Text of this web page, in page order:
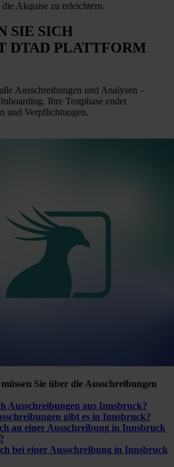
Akquise zu erleichtern.
SIE SICH
DTAD PLATTFORM
Ausschreibungen und Analysen –
Ihre Testphase endet
und Verpflichtungen.
Sie über die Ausschreibungen
Ausschreibungen aus Innsbruck?
gibt es in Innsbruck?
an einer Ausschreibung in Innsbruck
bei einer Ausschreibung in Innsbruck